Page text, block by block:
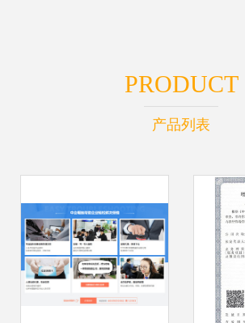
PRODUCT
产品列表